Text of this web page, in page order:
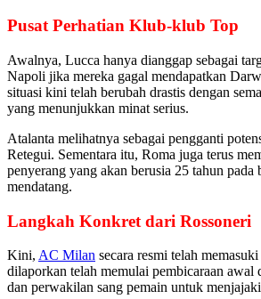
Pusat Perhatian Klub-klub Top
Awalnya, Lucca hanya dianggap sebagai
Napoli jika mereka gagal mendapatkan
situasi kini telah berubah drastis dengan
yang menunjukkan minat serius.
Atalanta melihatnya sebagai pengganti
Retegui. Sementara itu, Roma juga terus
penyerang yang akan berusia 25 tahun pada
mendatang.
Langkah Konkret dari Rossoneri
Kini, AC Milan secara resmi telah
dilaporkan telah memulai pembicaraan awal
dan perwakilan sang pemain untuk